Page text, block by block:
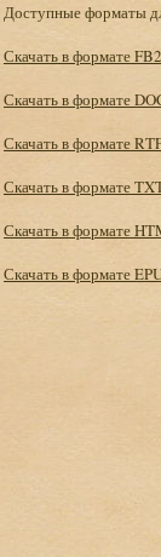
Доступные форматы
Скачать в формате FB2
Скачать в формате
Скачать в формате
Скачать в формате
Скачать в формате
Скачать в формате